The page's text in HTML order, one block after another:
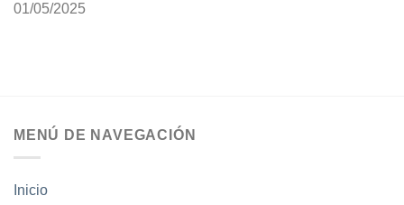
01/05/2025
MENÚ DE NAVEGACIÓN
Inicio